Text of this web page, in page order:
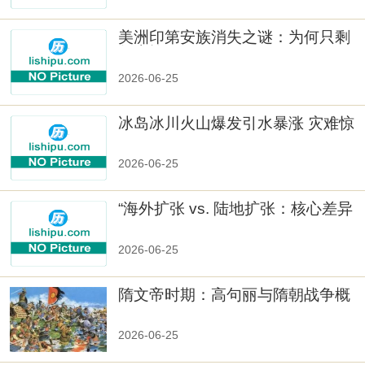
美洲印第安族消失之谜：为何只剩
2026-06-25
冰岛冰川火山爆发引水暴涨 灾难惊
2026-06-25
“海外扩张 vs. 陆地扩张：核心差异
2026-06-25
隋文帝时期：高句丽与隋朝战争概
2026-06-25